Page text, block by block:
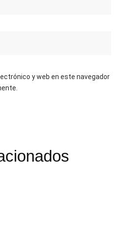
y web en este navegador